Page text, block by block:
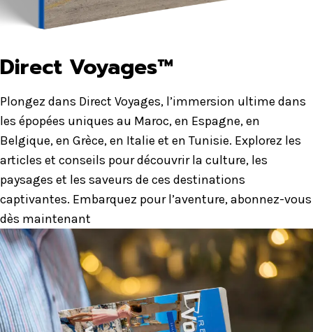
Direct Voyages™
Plongez dans Direct Voyages, l’immersion ultime dans
les épopées uniques au Maroc, en Espagne, en
Belgique, en Grèce, en Italie et en Tunisie. Explorez les
articles et conseils pour découvrir la culture, les
paysages et les saveurs de ces destinations
captivantes. Embarquez pour l’aventure, abonnez-vous
dès maintenant